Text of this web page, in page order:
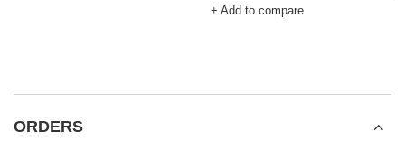
+ Add to compare
ORDERS